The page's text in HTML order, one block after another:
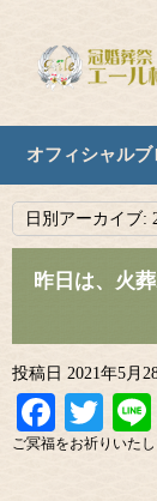
オフィシャルブ
日別アーカイブ:
昨日は、火
投稿日 2021年5月
ご冥福をお祈りいたし